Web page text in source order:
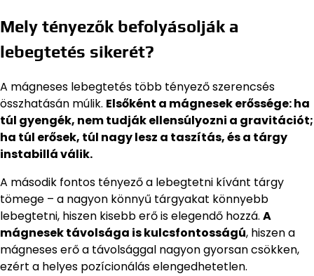
Mely tényezők befolyásolják a
lebegtetés sikerét?
A mágneses lebegtetés több tényező szerencsés
összhatásán múlik. Elsőként a mágnesek erőssége: ha
túl gyengék, nem tudják ellensúlyozni a gravitációt;
ha túl erősek, túl nagy lesz a taszítás, és a tárgy
instabillá válik.
A második fontos tényező a lebegtetni kívánt tárgy
tömege – a nagyon könnyű tárgyakat könnyebb
lebegtetni, hiszen kisebb erő is elegendő hozzá. A
mágnesek távolsága is kulcsfontosságú, hiszen a
mágneses erő a távolsággal nagyon gyorsan csökken,
ezért a helyes pozícionálás elengedhetetlen.